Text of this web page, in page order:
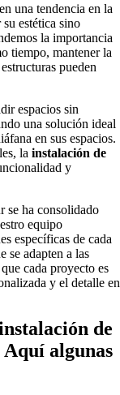
una tendencia en la
estética sino
la importancia
tiempo, mantener la
pueden
espacios sin
una solución ideal
en sus espacios.
lainstalación de
y
se ha consolidado
equipo
específicas de cada
se adapten a las
cada proyecto es
y el detalle en
de
Aquí algunas